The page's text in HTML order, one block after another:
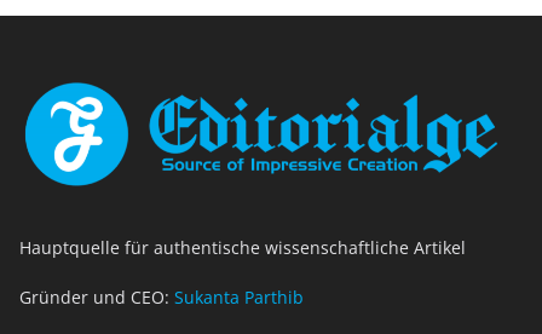
Hauptquelle für authentische wissenschaftliche Artikel
Gründer und CEO: Sukanta Parthib